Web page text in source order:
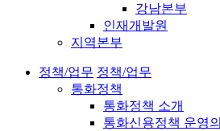
강남본부
인재개발원
지역본부
정책/업무 정책/업무
통화정책
통화정책 소개
통화신용정책 운영